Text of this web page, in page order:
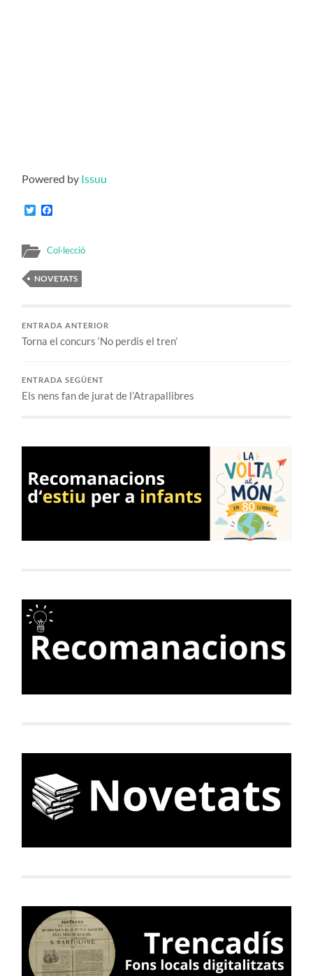
Powered by Issuu
Twitter
Col·lecció
NOVETATS
ENTRADA ANTERIOR
Torna el concurs ‘No perdis el tren’
ENTRADA SEGÜENT
Els nens fan de jurat de l’Atrapallibres